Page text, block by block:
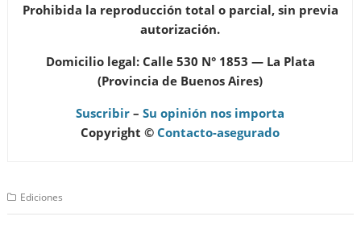
Prohibida la reproducción total o parcial, sin previa
autorización.
Domicilio legal: Calle 530 N° 1853 — La Plata
(Provincia de Buenos Aires)
Suscribir –Su opinión nos importa
Copyright ©Contacto-asegurado
Ediciones